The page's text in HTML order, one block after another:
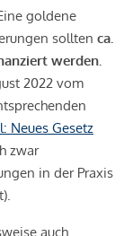
goldene
sollten ca.
werden.
2022 vom
Neues Gesetz
zwar
in der Praxis
auch